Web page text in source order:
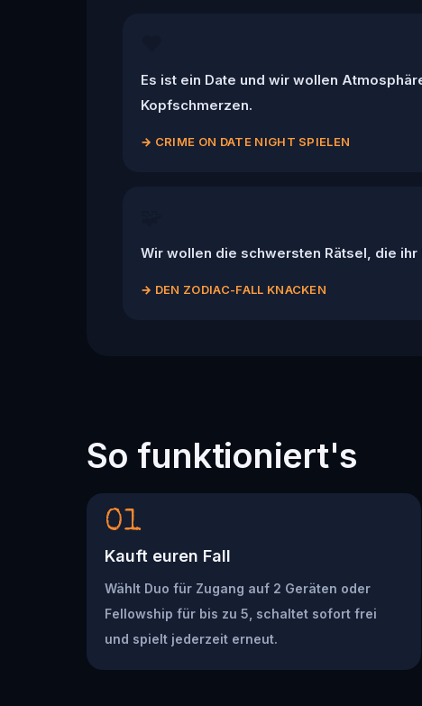
Es ist ein Date und wir wollen
Kopfschmerzen.
→ CRIME ON DATE NIGHT SPIELEN
Wir wollen die schwersten Rätsel, die ihr
→ DEN ZODIAC-FALL KNACKEN
So funktioniert's
01
Kauft euren Fall
Wählt Duo für Zugang auf 2 Geräten oder
Fellowship für bis zu 5, schaltet sofort frei
und spielt jederzeit erneut.